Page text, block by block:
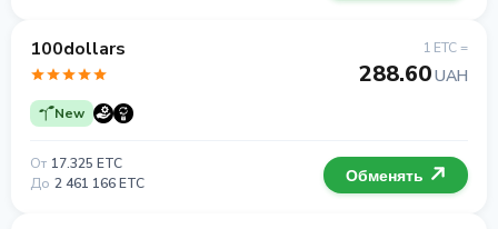
100dollars
New
1 ETC =
288.60UAH
От 17.325 ETC
До 2 461 166 ETC Обменять